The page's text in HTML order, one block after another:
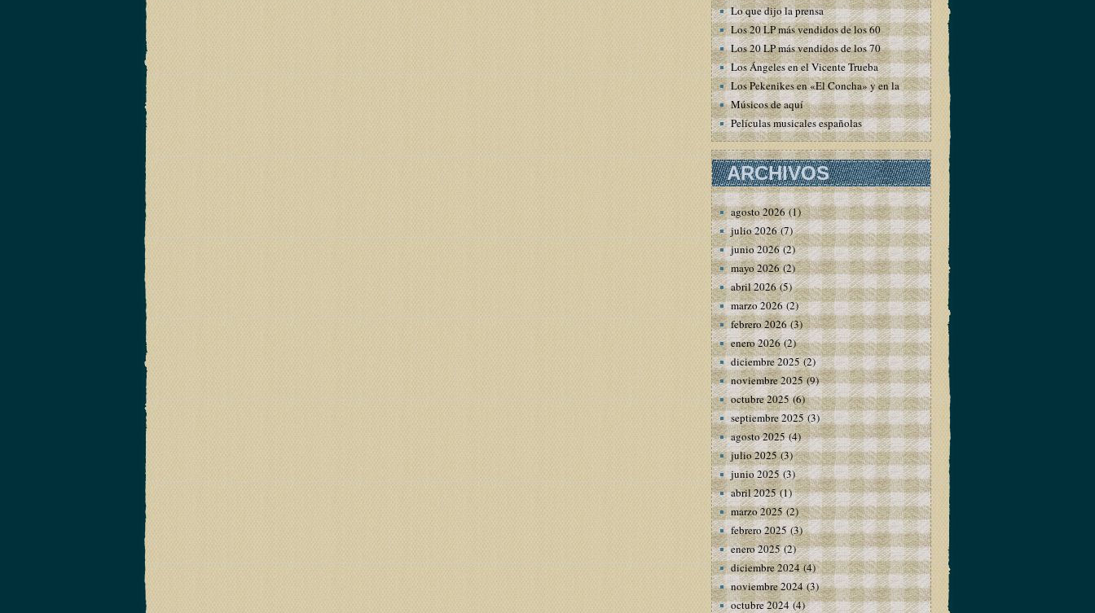
Lo que dijo la prensa
Los 20 LP más vendidos de los 60
Los 20 LP más vendidos de los 70
Los Ángeles en el Vicente Trueba
Los Pekenikes en «El Concha» y en la emisora
Músicos de aquí
Películas musicales españolas
ARCHIVOS
agosto 2026(1)
julio 2026(7)
junio 2026(2)
mayo 2026(2)
abril 2026(5)
marzo 2026(2)
febrero 2026(3)
enero 2026(2)
diciembre 2025(2)
noviembre 2025(9)
octubre 2025(6)
septiembre 2025(3)
agosto 2025(4)
julio 2025(3)
junio 2025(3)
abril 2025(1)
marzo 2025(2)
febrero 2025(3)
enero 2025(2)
diciembre 2024(4)
noviembre 2024(3)
octubre 2024(4)